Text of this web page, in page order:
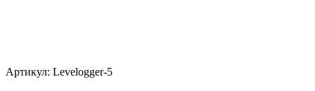
Артикул: Levelogger-5